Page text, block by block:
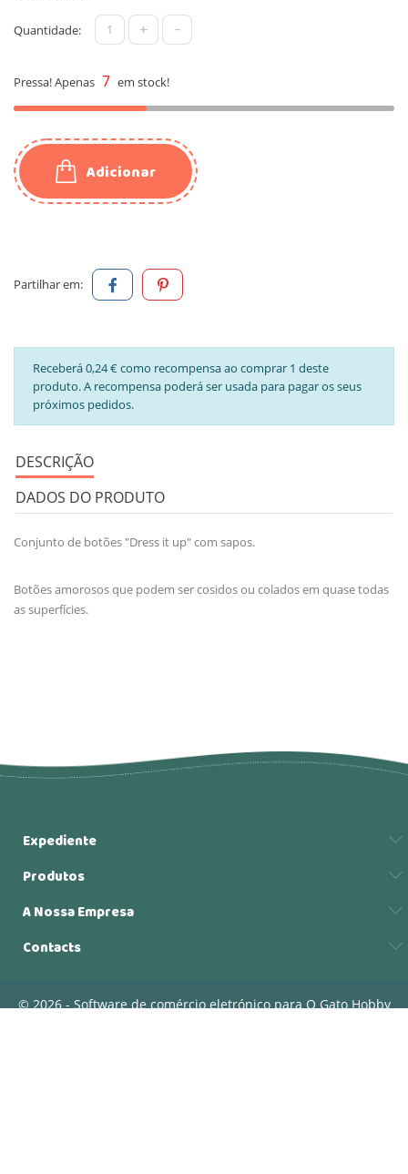
Quantidade: + -
Pressa! Apenas 7 em stock!
Adicionar
Partilhar em:
Receberá 0,24 € como recompensa ao comprar 1 deste
produto. A recompensa poderá ser usada para pagar os seus
próximos pedidos.
DESCRIÇÃO
DADOS DO PRODUTO
Conjunto de botões "Dress it up" com sapos.
Botões amorosos que podem ser cosidos ou colados em quase todas
as superfícies.
Expediente
Produtos
A Nossa Empresa
Contacts
© 2026 - Software de comércio eletrónico para O Gato Hobby